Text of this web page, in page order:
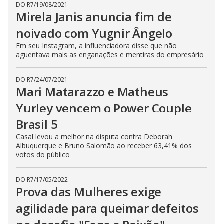
DO R7/19/08/2021
Mirela Janis anuncia fim de
noivado com Yugnir Ângelo
Em seu Instagram, a influenciadora disse que não
aguentava mais as enganações e mentiras do empresário
DO R7/24/07/2021
Mari Matarazzo e Matheus
Yurley vencem o Power Couple
Brasil 5
Casal levou a melhor na disputa contra Deborah
Albuquerque e Bruno Salomão ao receber 63,41% dos
votos do público
DO R7/17/05/2022
Prova das Mulheres exige
agilidade para queimar defeitos